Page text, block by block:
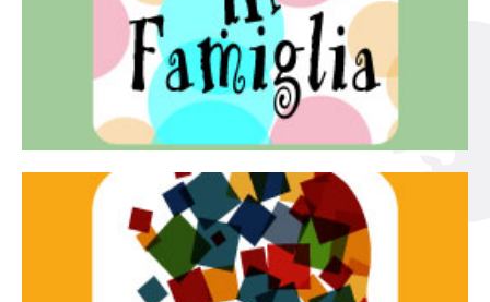
Teatro in famiglia
Teatro In Famiglia è una rassegna di teatro concepita
per far condividere e godere del teatro all’intera
Continua